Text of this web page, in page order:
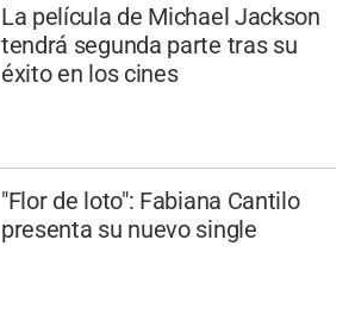
La película de Michael Jackson
tendrá segunda parte tras su
éxito en los cines
"Flor de loto": Fabiana Cantilo
presenta su nuevo single